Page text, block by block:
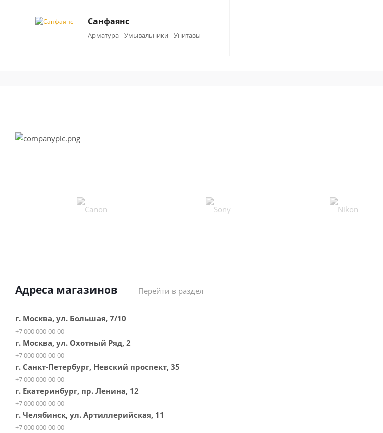
Санфаянс
Арматура Умывальники Унитазы
Адреса магазинов Перейти в раздел
г. Москва, ул. Большая, 7/10
+7 000 000-00-00
г. Москва, ул. Охотный Ряд, 2
+7 000 000-00-00
г. Санкт-Петербург, Невский проспект, 35
+7 000 000-00-00
г. Екатеринбург, пр. Ленина, 12
+7 000 000-00-00
г. Челябинск, ул. Артиллерийская, 11
+7 000 000-00-00